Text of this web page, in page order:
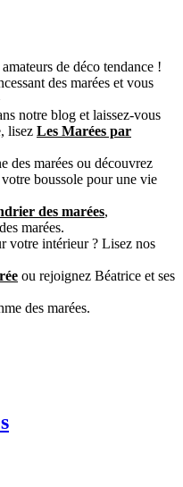
de déco tendance !
des marées et vous
notre blog et laissez-vous
lisez Les Marées par
des marées ou découvrez
votre boussole pour une vie
des marées,
marées.
votre intérieur ? Lisez nos
ou rejoignez Béatrice et ses
des marées.